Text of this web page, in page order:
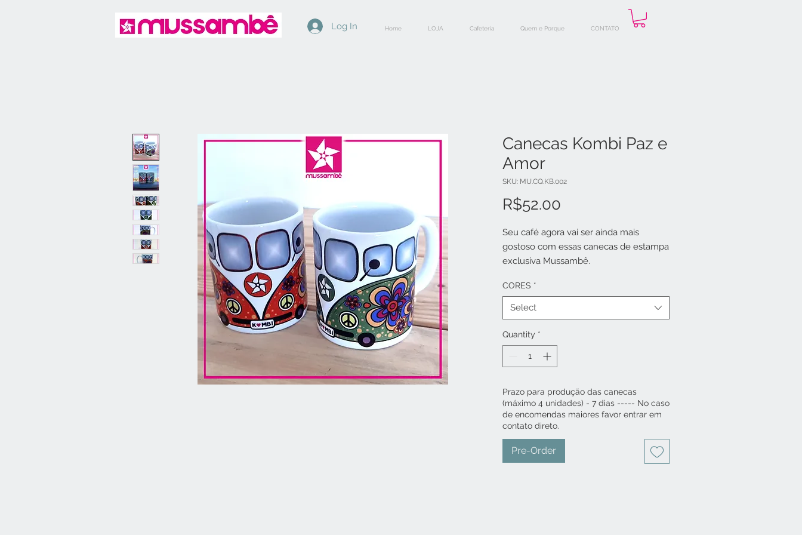
Log In Home LOJA Cafeteria Quem e Porque CONTATO
Canecas Kombi Paz e
Amor
SKU: MU.CQ.KB.002
R$52.00
Seu café agora vai ser ainda mais
gostoso com essas canecas de estampa
exclusiva Mussambê.
hippie, têm conceitos que valem muito
até hoje!!!
CANECA de Porcelana Branca – 325ml
(11oz.) – Estampa exclusiva Mussambê
impressa em alta temperatura.
CORES *
Select
Quantity *
Prazo para produção das canecas
(máximo 4 unidades) - 7 dias ----- No caso
de encomendas maiores favor entrar em
contato direto.
Pre-Order